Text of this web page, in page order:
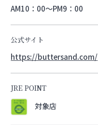
AM10：00～PM9：00
公式サイト
https://buttersand.com/
JRE POINT
対象店